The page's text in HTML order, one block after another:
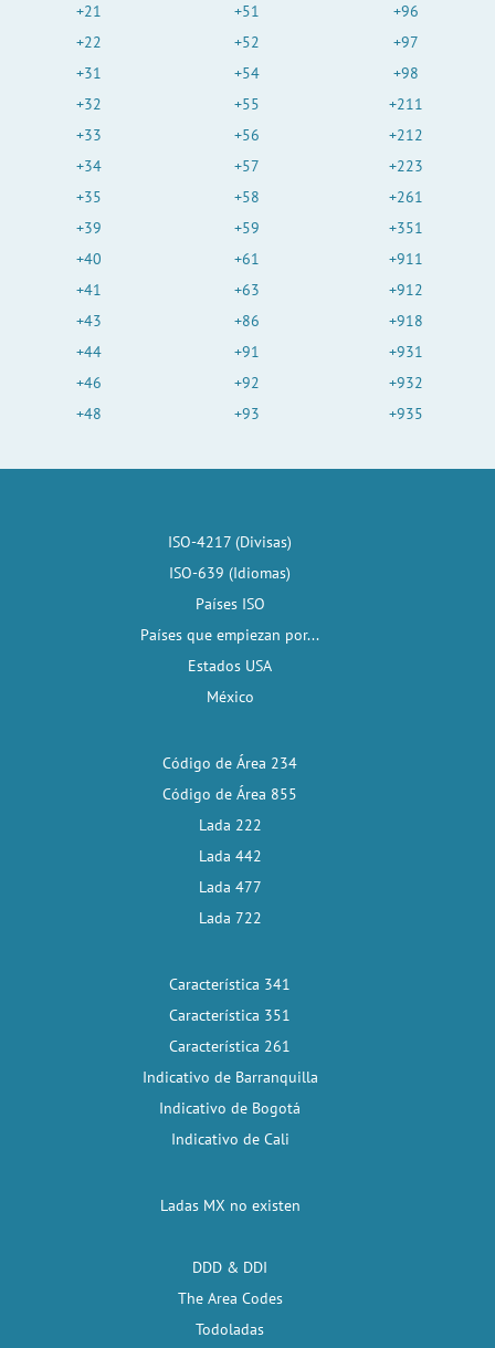
+21
+22
+31
+32
+33
+34
+35
+39
+40
+41
+43
+44
+46
+48
+51
+52
+54
+55
+56
+57
+58
+59
+61
+63
+86
+91
+92
+93
+96
+97
+98
+211
+212
+223
+261
+351
+911
+912
+918
+931
+932
+935
ISO-4217 (Divisas)
ISO-639 (Idiomas)
Países ISO
Países que empiezan por...
Estados USA
México
Código de Área 234
Código de Área 855
Lada 222
Lada 442
Lada 477
Lada 722
Característica 341
Característica 351
Característica 261
Indicativo de Barranquilla
Indicativo de Bogotá
Indicativo de Cali
Ladas MX no existen
DDD & DDI
The Area Codes
Todoladas